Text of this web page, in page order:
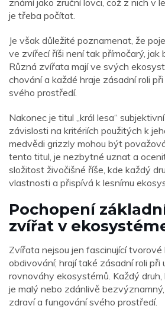
známí jako zruční lovci, což z nich v
je třeba počítat.
Je však důležité poznamenat, že
ve zvířecí říši není tak přímočarý, jak
Různá zvířata mají ve svých
chování a každé hraje zásadní roli
svého prostředí.
Nakonec je titul „král lesa“
závislosti na kritériích použitých k
medvědi grizzly mohou být
tento titul, je nezbytné uznat a
složitost živočišné říše, kde každý
vlastnosti a přispívá k lesnímu
Pochopení
zvířat v
Zvířata nejsou jen fascinující
obdivování; hrají také zásadní roli při
rovnováhy ekosystémů. Každý
je malý nebo zdánlivě
zdraví a fungování svého prostředí.